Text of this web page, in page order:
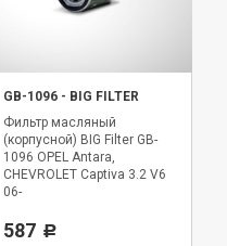
GB-1096 - BIG FILTER
Фильтр масляный
(корпусной) BIG Filter GB-
1096 OPEL Antara,
CHEVROLET Captiva 3.2 V6
06-
587 Р